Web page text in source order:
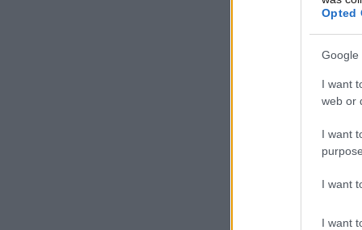
Opted
Google
I want
web or
I want
I want
I want